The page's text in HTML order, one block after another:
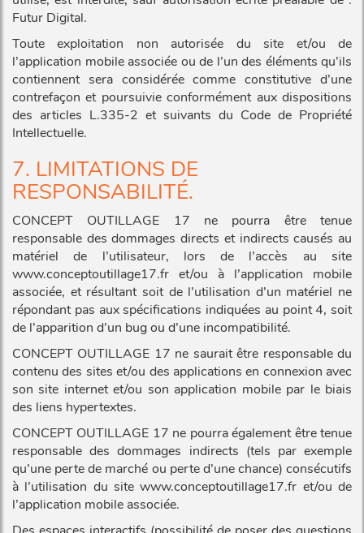
Futur Digital.
Toute exploitation non autorisée du site et/ou de
l’application mobile associée ou de l’un des éléments qu’ils
contiennent sera considérée comme constitutive d’une
contrefaçon et poursuivie conformément aux dispositions
des articles L.335-2 et suivants du Code de Propriété
Intellectuelle.
7. LIMITATIONS DE
RESPONSABILITÉ.
CONCEPT OUTILLAGE 17 ne pourra être tenue
responsable des dommages directs et indirects causés au
matériel de l’utilisateur, lors de l’accès au site
www.conceptoutillage17.fr et/ou à l’application mobile
associée, et résultant soit de l’utilisation d’un matériel ne
répondant pas aux spécifications indiquées au point 4, soit
de l’apparition d’un bug ou d’une incompatibilité.
CONCEPT OUTILLAGE 17 ne saurait être responsable du
contenu des sites et/ou des applications en connexion avec
son site internet et/ou son application mobile par le biais
des liens hypertextes.
CONCEPT OUTILLAGE 17 ne pourra également être tenue
responsable des dommages indirects (tels par exemple
qu’une perte de marché ou perte d’une chance) consécutifs
à l’utilisation du site www.conceptoutillage17.fr et/ou de
l’application mobile associée.